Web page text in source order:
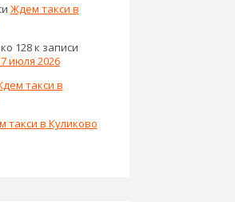
Ждем такси в
128к записи
июля 2026
такси в
такси в Куликово